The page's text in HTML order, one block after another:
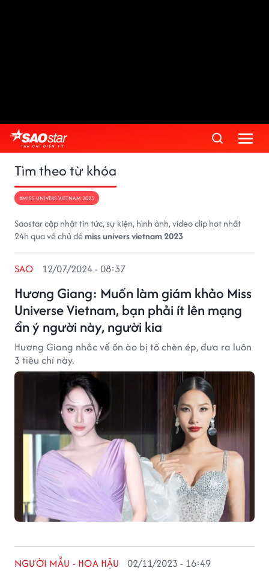
Tìm theo từ khóa
#MISS UNIVERS VIETNAM 2023
Saostar cập nhật tin tức, sự kiện, hình ảnh, video clip hot nhất
24h qua về chủ đềmiss univers vietnam 2023
Hương Giang: Muốn làm giám khảo Miss
Universe Vietnam, bạn phải ít lên mạng
ẩn ý người này, người kia
SAO 12/07/2024 - 08:37
Hương Giang nhắc về ồn ào bị tố chèn ép, đưa ra luôn
3 tiêu chí này.
NGƯỜI MẪU - HOA HẬU 02/11/2023 - 16:49